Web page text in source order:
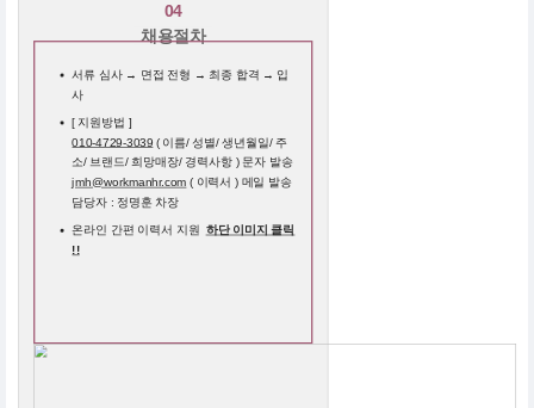
04
채용절차
서류 심사 → 면접 전형 → 최종 합격 → 입
사
[ 지원방법 ]
010-4729-3039 ( 이름/ 성별/ 생년월일/ 주
소/ 브랜드/ 희망매장/ 경력사항 ) 문자 발송
jmh@workmanhr.com ( 이력서 ) 메일 발송
담당자 : 정명훈 차장
온라인 간편 이력서 지원 하단 이미지 클릭
!!